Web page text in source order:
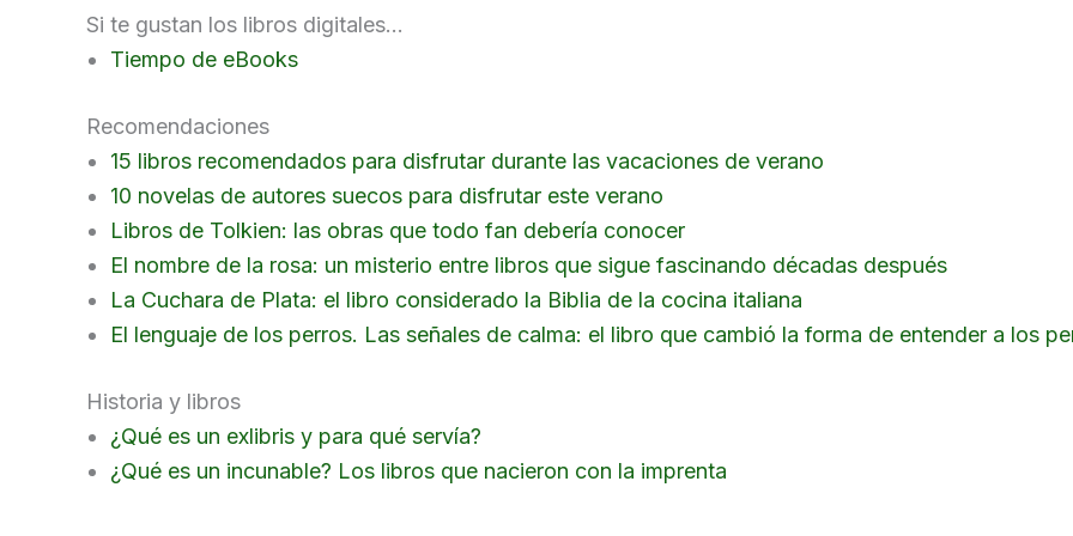
Si te gustan los libros digitales…
Tiempo de eBooks
Recomendaciones
15 libros recomendados para disfrutar durante las vacaciones de verano
10 novelas de autores suecos para disfrutar este verano
Libros de Tolkien: las obras que todo fan debería conocer
El nombre de la rosa: un misterio entre libros que sigue fascinando décadas después
La Cuchara de Plata: el libro considerado la Biblia de la cocina italiana
El lenguaje de los perros. Las señales de calma: el libro que cambió la forma de entender a los
Historia y libros
¿Qué es un exlibris y para qué servía?
¿Qué es un incunable? Los libros que nacieron con la imprenta